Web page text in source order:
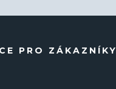
PRO ZÁKAZNÍKY